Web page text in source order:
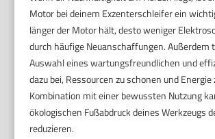
Motor bei deinem Exzenterschleifer ein
länger der Motor hält, desto weniger
durch häufige Neuanschaffungen. Außerdem
Auswahl eines wartungsfreundlichen und
dazu bei, Ressourcen zu schonen und Energie
Kombination mit einer bewussten Nutzung
ökologischen Fußabdruck deines Werkzeugs
reduzieren.